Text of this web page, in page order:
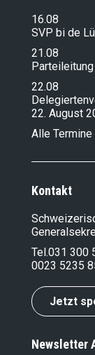
16.08
SVP bi de
21.08
22.08
22. August
Alle Termine
Kontakt
Tel.031 300
0023 5235
Jetzt
Newsletter